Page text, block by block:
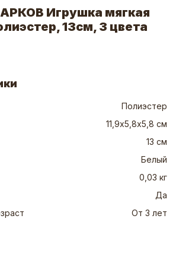
Игрушка мягкая
13см, 3 цвета
Полиэстер
11,9х5,8х5,8 см
13 см
Белый
0,03 кг
Да
От 3 лет